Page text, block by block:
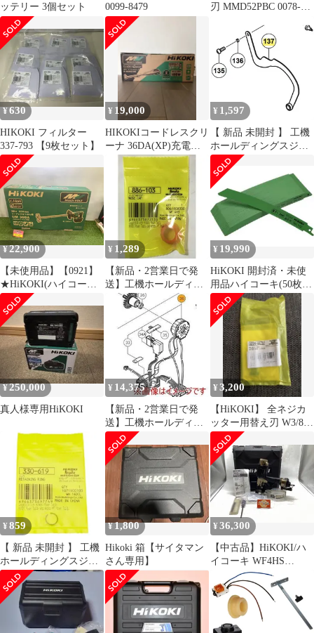
ッテリー 3個セット
0099-8479
刃 MMD52PBC 0078-
¥630
HIKOKI フィルター
337-793 【9枚セット】
¥ 19,000
HIKOKIコードレスクリ
ーナ 36DA(XP)充電器
バッテリー含む
¥ 1,597
【 新品 未開封 】 工機
ホールディングスジャ
パン HiKOKI リンク
329787 未使用 送料無料
¥22,900
【未使用品】【0921】
★HiKOKI(ハイコーキ)
36V コードレス かくは
ん機 スクリュー径
200mm 塗料 モルタル
対応 蓄電池・充電器別
売り UM36DA(NN)
ITP6VHX6ACKY
¥ 1,289
【新品・2営業日で発
送】工機ホールディン
グス HiKOKI ノーズキ
ヤツプ (886103 6444)
¥ 19,990
HiKOKI 開封済・未使
用品ハイコーキ(50枚
入)No.152
¥250,000
真人様専用HiKOKI
¥ 14,375
【新品・2営業日で発
送】工機ホールディン
グス HiKOKI デンゲン
クミ (341010 6444)
¥3,200
【HiKOKI】 全ネジカ
ッター用替え刃 W3/8
0099-8479
¥ 859
【 新品 未開封 】 工機
ホールディングスジャ
パン HiKOKI トメワ
330619 未使用 送料無料
¥1,800
Hikoki 箱【サイタマン
さん専用】
¥36,300
【中古品】HiKOKI/ハ
イコーキ WF4HS
☆HiKOKIハイコーキ
高圧ねじ打機 ハイスピ
ードモデル [IT_40CFE]
[豊田][M04]